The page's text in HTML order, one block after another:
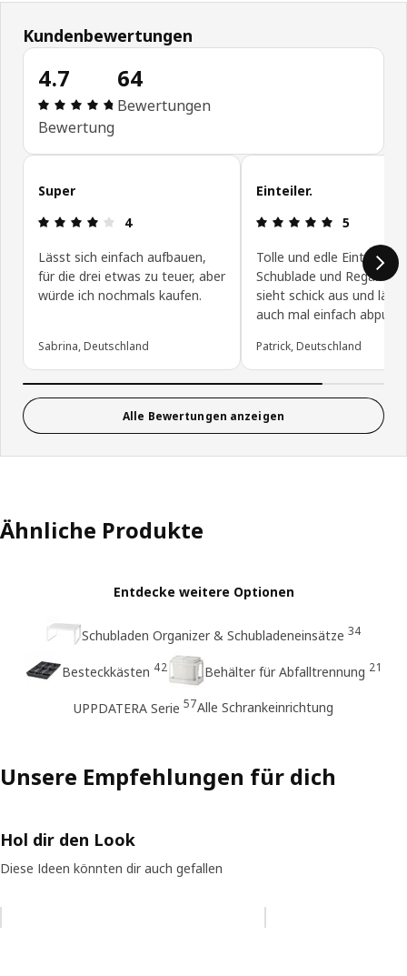
Kundenbewertungen
4.7
Bewertung: 4.7 von 5 Sterne Alle Bewertungen:
Bewertung
64
Bewertungen
Kundenbewertungen überspringen
Super
Bewertung: 4 von 5 Sterne
4
Lässt sich einfach aufbauen,
für die drei etwas zu teuer, aber
würde ich nochmals kaufen.
Sabrina, Deutschland
Einteiler.
5
Tolle und edle Einteiler
Schublade und Regal.
sieht schick aus und
auch mal einfach
Patrick, Deutschland
Alle Bewertungen anzeigen
Ähnliche Produkte
Entdecke weitere Optionen
Schubladen Organizer & Schubladeneinsätze 34
Besteckkästen 42 Behälter für Abfalltrennung 21
UPPDATERA Serie 57Alle Schrankeinrichtung
Unsere Empfehlungen für dich
Hol dir den Look
Diese Ideen könnten dir auch gefallen